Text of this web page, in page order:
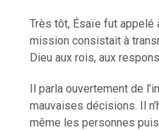
Très tôt, Ésaïe fut appelé
mission consistait à
Dieu aux rois, aux
Il parla ouvertement de
mauvaises décisions. Il
même les personnes